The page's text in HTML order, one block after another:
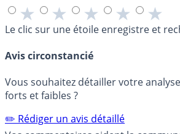
★ ★ ★ ★ ★
Le clic sur une étoile enregistre et
Avis circonstancié
Vous souhaitez détailler votre
forts et faibles ?
✏️ Rédiger un avis détaillé